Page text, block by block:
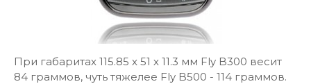
При габаритах 115.85 х 51 х 11.3 мм Fly B300 весит
84 граммов, чуть тяжелее Fly B500 - 114 граммов.